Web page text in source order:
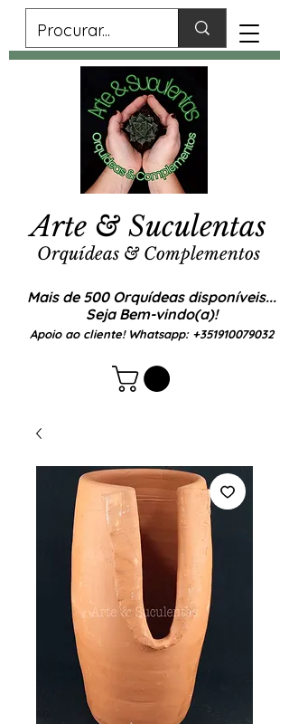
Mais de 500 Orquídeas disponíveis...
Seja Bem-vindo(a)!
Apoio ao cliente! Whatsapp: +351910079032
Arte & Suculentas
Orquídeas & Complementos